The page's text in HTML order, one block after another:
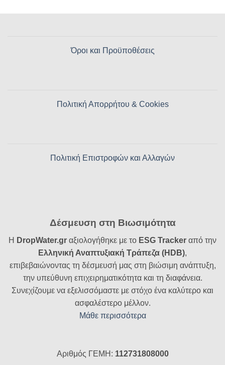
Όροι και Προϋποθέσεις
Πολιτική Απορρήτου & Cookies
Πολιτική Επιστροφών και Αλλαγών
Δέσμευση στη Βιωσιμότητα
Η DropWater.gr αξιολογήθηκε με το ESG Tracker από την
Ελληνική Αναπτυξιακή Τράπεζα (HDB),
επιβεβαιώνοντας τη δέσμευσή μας στη βιώσιμη ανάπτυξη,
την υπεύθυνη επιχειρηματικότητα και τη διαφάνεια.
Συνεχίζουμε να εξελισσόμαστε με στόχο ένα καλύτερο και
ασφαλέστερο μέλλον.
Μάθε περισσότερα
Αριθμός ΓΕΜΗ: 112731808000